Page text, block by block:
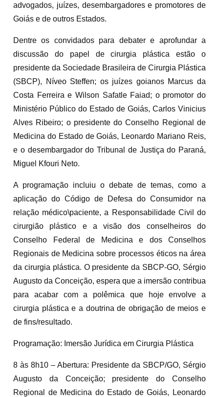
advogados, juízes, desembargadores e promotores de
Goiás e de outros Estados.
Dentre os convidados para debater e aprofundar a
discussão do papel de cirurgia plástica estão o
presidente da Sociedade Brasileira de Cirurgia Plástica
(SBCP), Níveo Steffen; os juízes goianos Marcus da
Costa Ferreira e Wilson Safatle Faiad; o promotor do
Ministério Público do Estado de Goiás, Carlos Vinicius
Alves Ribeiro; o presidente do Conselho Regional de
Medicina do Estado de Goiás, Leonardo Mariano Reis,
e o desembargador do Tribunal de Justiça do Paraná,
Miguel Kfouri Neto.
A programação incluiu o debate de temas, como a
aplicação do Código de Defesa do Consumidor na
relação médico\paciente, a Responsabilidade Civil do
cirurgião plástico e a visão dos conselheiros do
Conselho Federal de Medicina e dos Conselhos
Regionais de Medicina sobre processos éticos na área
da cirurgia plástica. O presidente da SBCP-GO, Sérgio
Augusto da Conceição, espera que a imersão contribua
para acabar com a polêmica que hoje envolve a
cirurgia plástica e a doutrina de obrigação de meios e
de fins/resultado.
Programação: Imersão Jurídica em Cirurgia Plástica
8 às 8h10 – Abertura: Presidente da SBCP/GO, Sérgio
Augusto da Conceição; presidente do Conselho
Regional de Medicina do Estado de Goiás, Leonardo